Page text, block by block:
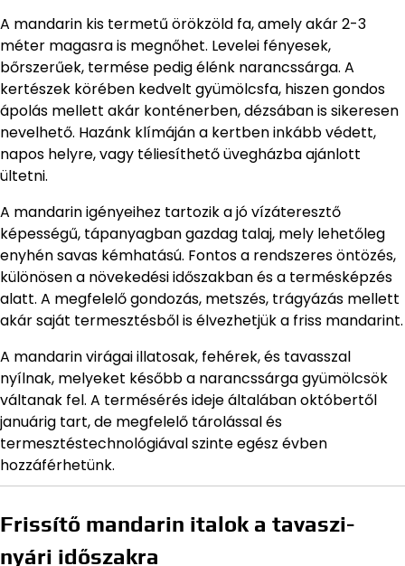
A mandarin kis termetű örökzöld fa, amely akár 2-3
méter magasra is megnőhet. Levelei fényesek,
bőrszerűek, termése pedig élénk narancssárga. A
kertészek körében kedvelt gyümölcsfa, hiszen gondos
ápolás mellett akár konténerben, dézsában is sikeresen
nevelhető. Hazánk klímáján a kertben inkább védett,
napos helyre, vagy téliesíthető üvegházba ajánlott
ültetni.
A mandarin igényeihez tartozik a jó vízáteresztő
képességű, tápanyagban gazdag talaj, mely lehetőleg
enyhén savas kémhatású. Fontos a rendszeres öntözés,
különösen a növekedési időszakban és a termésképzés
alatt. A megfelelő gondozás, metszés, trágyázás mellett
akár saját termesztésből is élvezhetjük a friss mandarint.
A mandarin virágai illatosak, fehérek, és tavasszal
nyílnak, melyeket később a narancssárga gyümölcsök
váltanak fel. A termésérés ideje általában októbertől
januárig tart, de megfelelő tárolással és
termesztéstechnológiával szinte egész évben
hozzáférhetünk.
Frissítő mandarin italok a tavaszi-
nyári időszakra